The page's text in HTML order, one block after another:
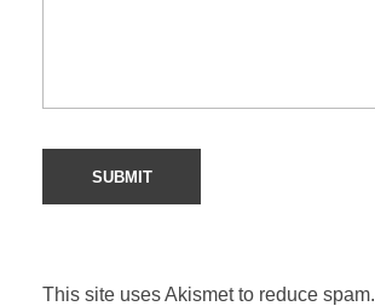
This site uses Akismet to reduce spam.